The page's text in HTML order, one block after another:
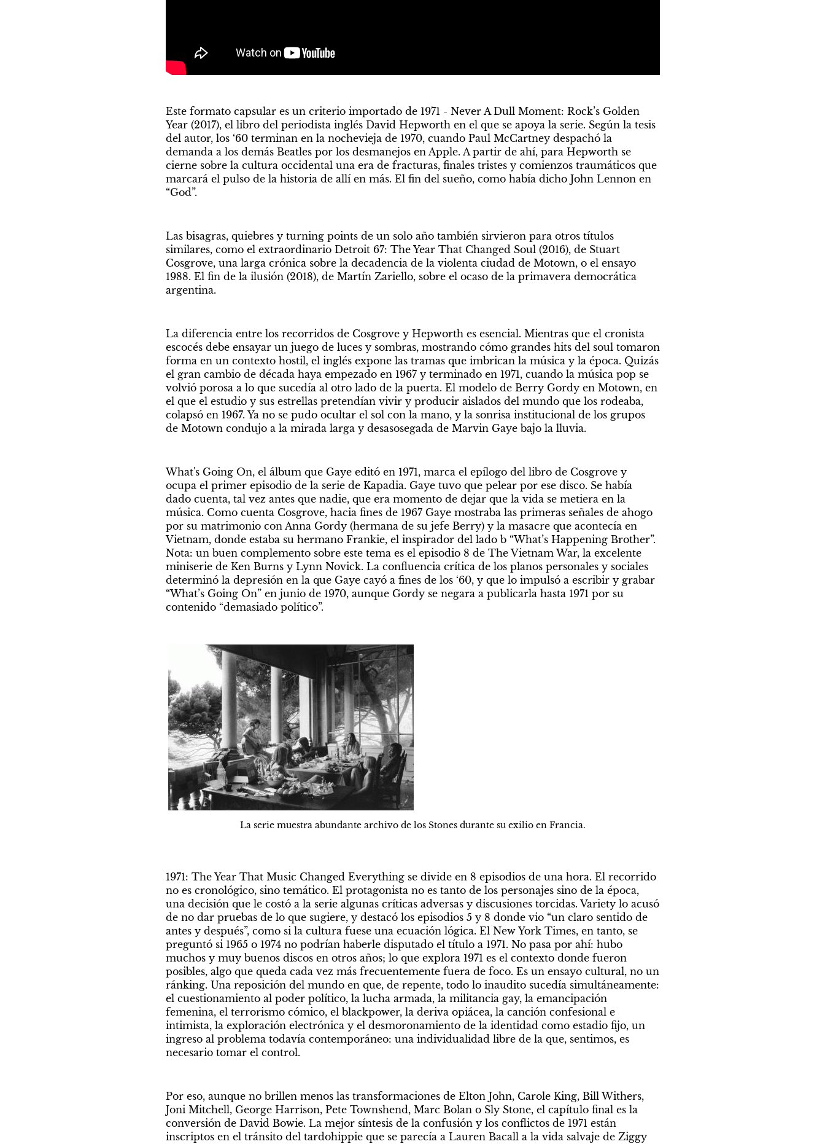
Este formato capsular es un criterio importado de 1971 - Never A Dull Moment: Rock’s Golden
Year (2017), el libro del periodista inglés David Hepworth en el que se apoya la serie. Según la tesis
del autor, los ‘60 terminan en la nochevieja de 1970, cuando Paul McCartney despachó la
demanda a los demás Beatles por los desmanejos en Apple. A partir de ahí, para Hepworth se
cierne sobre la cultura occidental una era de fracturas, finales tristes y comienzos traumáticos que
marcará el pulso de la historia de allí en más. El fin del sueño, como había dicho John Lennon en
“God”.
Las bisagras, quiebres y turning points de un solo año también sirvieron para otros títulos
similares, como el extraordinario Detroit 67: The Year That Changed Soul (2016), de Stuart
Cosgrove, una larga crónica sobre la decadencia de la violenta ciudad de Motown, o el ensayo
1988. El fin de la ilusión (2018), de Martín Zariello, sobre el ocaso de la primavera democrática
argentina.
La diferencia entre los recorridos de Cosgrove y Hepworth es esencial. Mientras que el cronista
escocés debe ensayar un juego de luces y sombras, mostrando cómo grandes hits del soul tomaron
forma en un contexto hostil, el inglés expone las tramas que imbrican la música y la época. Quizás
el gran cambio de década haya empezado en 1967 y terminado en 1971, cuando la música pop se
volvió porosa a lo que sucedía al otro lado de la puerta. El modelo de Berry Gordy en Motown, en
el que el estudio y sus estrellas pretendían vivir y producir aislados del mundo que los rodeaba,
colapsó en 1967. Ya no se pudo ocultar el sol con la mano, y la sonrisa institucional de los grupos
de Motown condujo a la mirada larga y desasosegada de Marvin Gaye bajo la lluvia.
What's Going On, el álbum que Gaye editó en 1971, marca el epílogo del libro de Cosgrove y
ocupa el primer episodio de la serie de Kapadia. Gaye tuvo que pelear por ese disco. Se había
dado cuenta, tal vez antes que nadie, que era momento de dejar que la vida se metiera en la
música. Como cuenta Cosgrove, hacia fines de 1967 Gaye mostraba las primeras señales de ahogo
por su matrimonio con Anna Gordy (hermana de su jefe Berry) y la masacre que acontecía en
Vietnam, donde estaba su hermano Frankie, el inspirador del lado b “What’s Happening Brother”.
Nota: un buen complemento sobre este tema es el episodio 8 de The Vietnam War, la excelente
miniserie de Ken Burns y Lynn Novick. La confluencia crítica de los planos personales y sociales
determinó la depresión en la que Gaye cayó a fines de los ‘60, y que lo impulsó a escribir y grabar
“What’s Going On” en junio de 1970, aunque Gordy se negara a publicarla hasta 1971 por su
contenido “demasiado político”.
La serie muestra abundante archivo de los Stones durante su exilio en Francia.
1971: The Year That Music Changed Everything se divide en 8 episodios de una hora. El recorrido
no es cronológico, sino temático. El protagonista no es tanto de los personajes sino de la época,
una decisión que le costó a la serie algunas críticas adversas y discusiones torcidas. Variety lo acusó
de no dar pruebas de lo que sugiere, y destacó los episodios 5 y 8 donde vio “un claro sentido de
antes y después”, como si la cultura fuese una ecuación lógica. El New York Times, en tanto, se
preguntó si 1965 o 1974 no podrían haberle disputado el título a 1971. No pasa por ahí: hubo
muchos y muy buenos discos en otros años; lo que explora 1971 es el contexto donde fueron
posibles, algo que queda cada vez más frecuentemente fuera de foco. Es un ensayo cultural, no un
ránking. Una reposición del mundo en que, de repente, todo lo inaudito sucedía simultáneamente:
el cuestionamiento al poder político, la lucha armada, la militancia gay, la emancipación
femenina, el terrorismo cómico, el blackpower, la deriva opiácea, la canción confesional e
intimista, la exploración electrónica y el desmoronamiento de la identidad como estadio fijo, un
ingreso al problema todavía contemporáneo: una individualidad libre de la que, sentimos, es
necesario tomar el control.
Por eso, aunque no brillen menos las transformaciones de Elton John, Carole King, Bill Withers,
Joni Mitchell, George Harrison, Pete Townshend, Marc Bolan o Sly Stone, el capítulo final es la
conversión de David Bowie. La mejor síntesis de la confusión y los conflictos de 1971 están
inscriptos en el tránsito del tardohippie que se parecía a Lauren Bacall a la vida salvaje de Ziggy